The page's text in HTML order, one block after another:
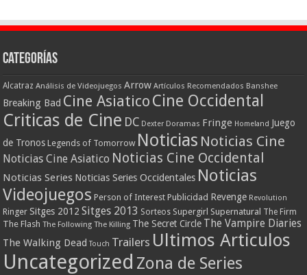
Categorías
Alcatraz Análisis de Videojuegos Arrow Artículos Recomendados Banshee
Breaking Bad Cine AsiaticoCine Occidental
Criticas de Cine DC Dexter Doramas Fringe Homeland Juego
de Tronos Legends of Tomorrow Noticias Noticias Cine
Noticias Cine Asiatico Noticias Cine Occidental
Noticias Series Noticias Series Occidentales Noticias
Videojuegos Person of Interest Publicidad Revenge Revolution
Ringer Sitges 2012 Sitges 2013 Sorteos Supergirl Supernatural The Firm
The Flash The Following The Killing The Secret Circle The Vampire Diaries
The Walking Dead Touch Trailers Ultimos Articulos
Uncategorized Zona de Series